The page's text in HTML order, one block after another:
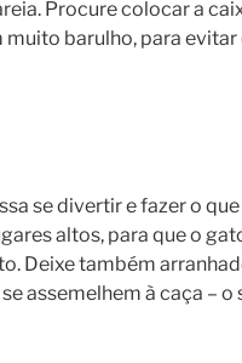
Procure colocar a
barulho, para evitar
se divertir e fazer o
altos, para que o
Deixe também
assemelhem à caça – o